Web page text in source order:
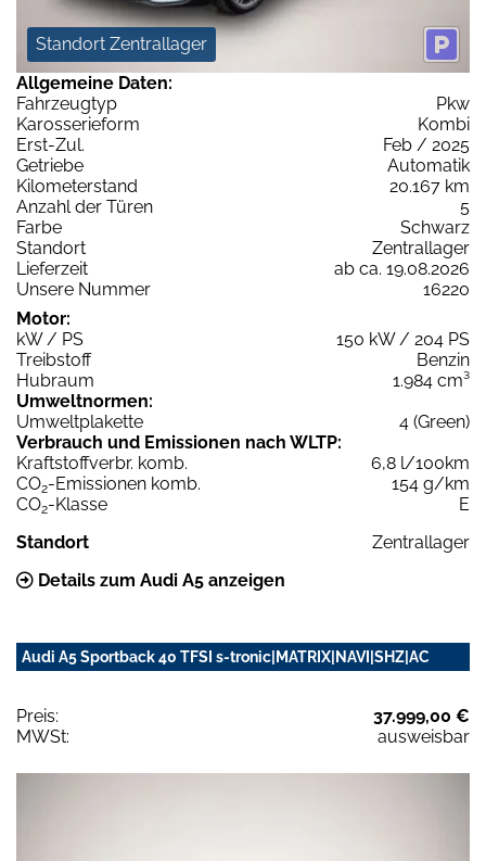
Standort Zentrallager
Allgemeine Daten:
Fahrzeugtyp
Pkw
Karosserieform
Kombi
Erst-Zul.
Feb / 2025
Getriebe
Automatik
Kilometerstand
20.167 km
Anzahl der Türen
5
Farbe
Schwarz
Standort
Zentrallager
Lieferzeit
ab ca. 19.08.2026
Unsere Nummer
16220
Motor:
kW / PS
150 kW / 204 PS
Treibstoff
Benzin
Hubraum
1.984 cm³
Umweltnormen:
Umweltplakette
4 (Green)
Verbrauch und Emissionen nach WLTP:
Kraftstoffverbr. komb.
6,8 l/100km
CO2-Emissionen komb.
154 g/km
CO2-Klasse
E
Standort
Zentrallager
Details zum Audi A5 anzeigen
Audi A5 Sportback 40 TFSI s-tronic|MATRIX|NAVI|SHZ|AC
Preis:
37.999,00 €
MWSt:
ausweisbar